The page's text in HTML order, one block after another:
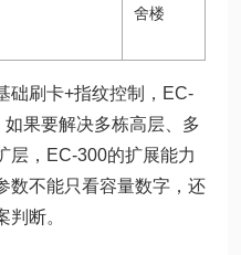
舍楼
础刷卡+指纹控制，EC-
果要解决多栋高层、多
层，EC-300的扩展能力
数不能只看容量数字，还
断。